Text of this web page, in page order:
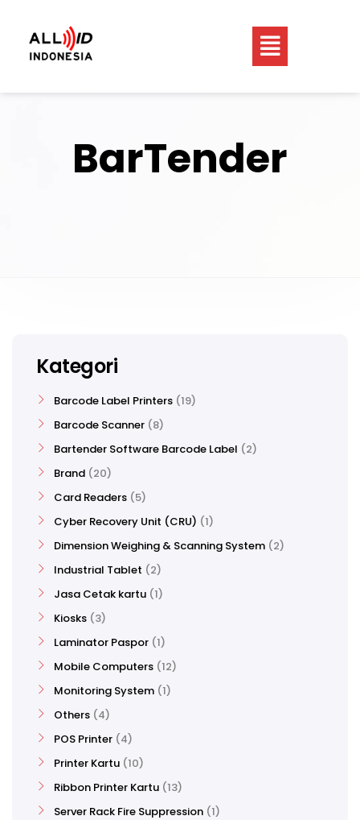
BarTender
Kategori
Barcode Label Printers 19
Barcode Scanner 8
Bartender Software Barcode Label
2
Brand 20
Card Readers 5
Cyber Recovery Unit (CRU) 1
Dimension Weighing & Scanning System 2
Industrial Tablet
2
Jasa Cetak kartu 1
Kiosks 3
Laminator Paspor 1
Mobile Computers 12
Monitoring System 1
Others 4
POS Printer 4
Printer Kartu 10
Ribbon Printer Kartu 13
Server Rack Fire Suppression 1